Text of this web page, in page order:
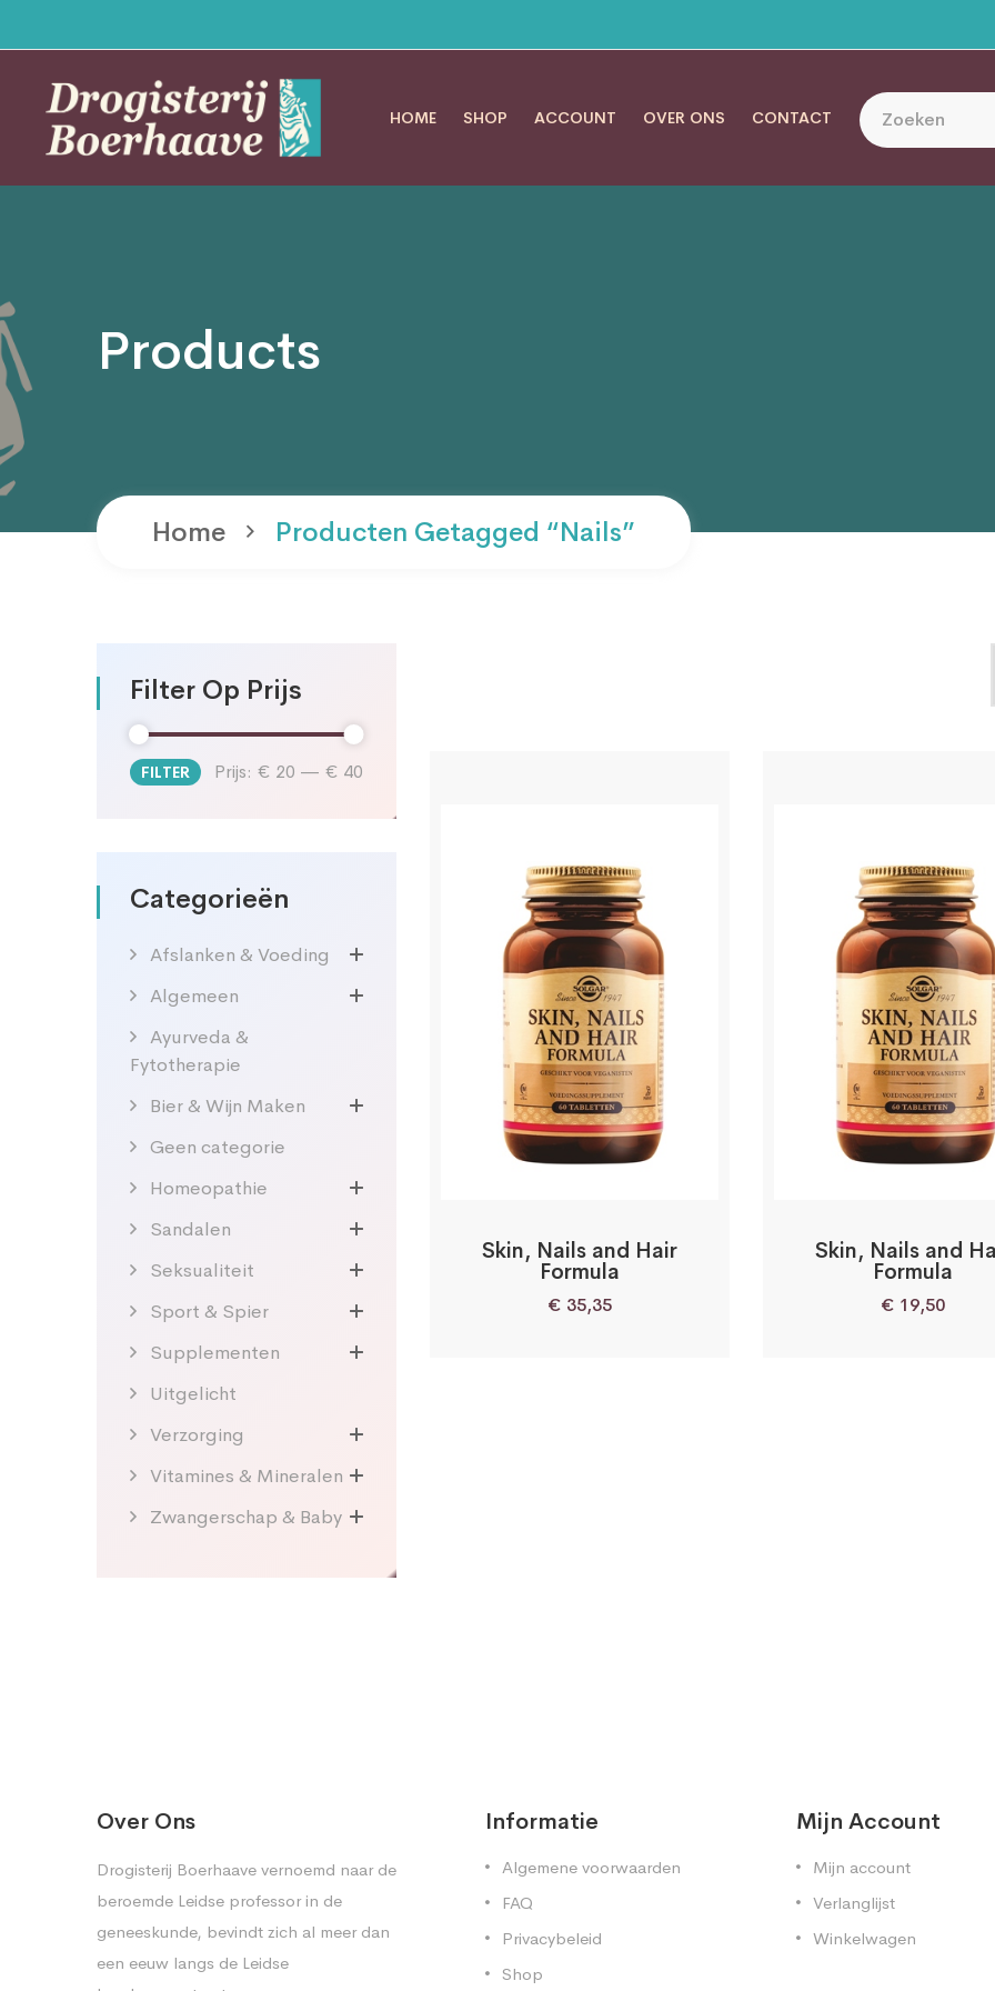
HOME SHOP ACCOUNT OVER ONS CONTACT
Products
Home Producten Getagged “Nails”
Filter Op Prijs
Min.
Max.
FILTER Prijs: € 20 — € 40
Categorieën
Afslanken & Voeding
Algemeen
Ayurveda &
Fytotherapie
Bier & Wijn Maken
Geen categorie
Homeopathie
Sandalen
Seksualiteit
Sport & Spier
Supplementen
Uitgelicht
Verzorging
Vitamines & Mineralen
Zwangerschap & Baby
Skin, Nails and Hair
Formula
€ 35,35
Skin, Nails and
Formula
€ 19,50
Over Ons
Drogisterij Boerhaave vernoemd naar de
beroemde Leidse professor in de
geneeskunde, bevindt zich al meer dan
een eeuw langs de Leidse
Informatie
Algemene voorwaarden
FAQ
Privacybeleid
Shop
Mijn Account
Mijn account
Verlanglijst
Winkelwagen